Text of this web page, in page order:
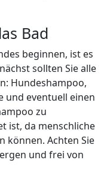
Bad
beginnen, ist es
sollten Sie alle
Hundeshampoo,
und eventuell einen
zu
ist, da menschliche
können. Achten Sie
und frei von